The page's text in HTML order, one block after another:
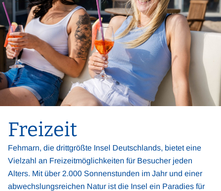
Freizeit
Fehmarn, die drittgrößte Insel Deutschlands, bietet eine
Vielzahl an Freizeitmöglichkeiten für Besucher jeden
Alters. Mit über 2.000 Sonnenstunden im Jahr und einer
abwechslungsreichen Natur ist die Insel ein Paradies für